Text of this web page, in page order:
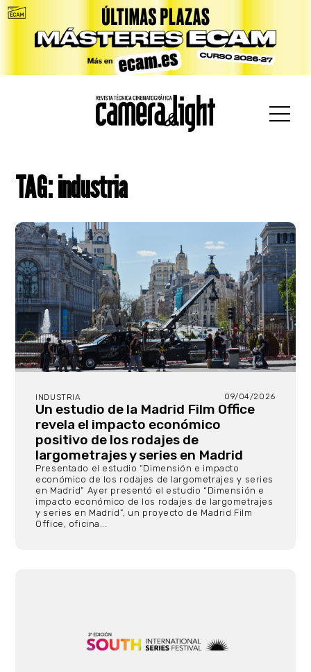
TAG: industria
INDUSTRIA 09/04/2026
Un estudio de la Madrid Film Office
revela el impacto económico
positivo de los rodajes de
largometrajes y series en Madrid
Presentado el estudio “Dimensión e impacto
económico de los rodajes de largometrajes y series
en Madrid” Ayer presentó el estudio “Dimensión e
impacto económico de los rodajes de largometrajes
y series en Madrid”, un proyecto de Madrid Film
Office, oficina...